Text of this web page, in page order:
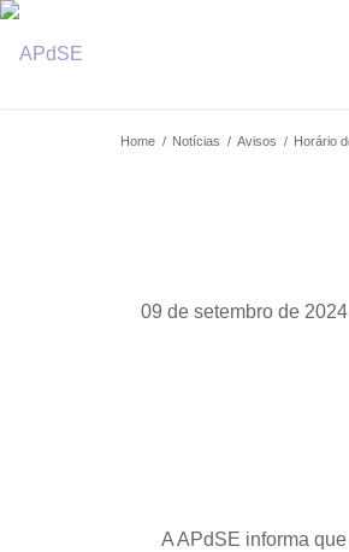
Home / Notícias / Avisos / Horário
09 de setembro de 2024
A APdSE informa